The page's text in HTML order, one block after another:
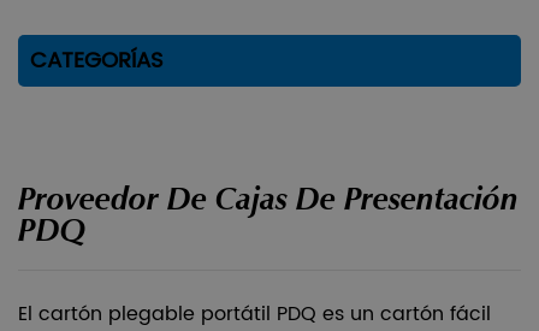
CATEGORÍAS
Proveedor De Cajas De Presentación
PDQ
El cartón plegable portátil PDQ es un cartón fácil